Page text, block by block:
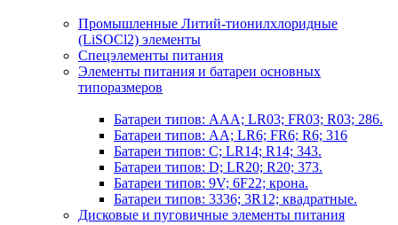
Промышленные Литий-тионилхлоридные
(LiSOCl2) элементы
Спецэлементы питания
Элементы питания и батареи основных
типоразмеров
Батареи типов: AAA; LR03; FR03; R03; 286.
Батареи типов: AA; LR6; FR6; R6; 316
Батареи типов: C; LR14; R14; 343.
Батареи типов: D; LR20; R20; 373.
Батареи типов: 9V; 6F22; крона.
Батареи типов: 3336; 3R12; квадратные.
Дисковые и пуговичные элементы питания